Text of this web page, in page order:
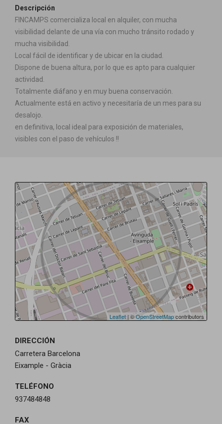
Descripción
FINCAMPS comercializa local en alquiler, con mucha
visibilidad delante de una vía con mucho tránsito rodado y
mucha visibilidad.
Local fácil de identificar y de ubicar en la ciudad.
Dispone de buena altura, por lo que es apto para cualquier
actividad.
Totalmente diáfano y en muy buena conservación.
Actualmente está en activo y necesitaría de un mes para su
desalojo.
en definitiva, local ideal para exposición de materiales,
visibles con el paso de vehículos !!
Leaflet| ©OpenStreetMapcontributors
DIRECCIÓN
Carretera Barcelona
Eixample - Gràcia
TELÉFONO
937484848
FAX